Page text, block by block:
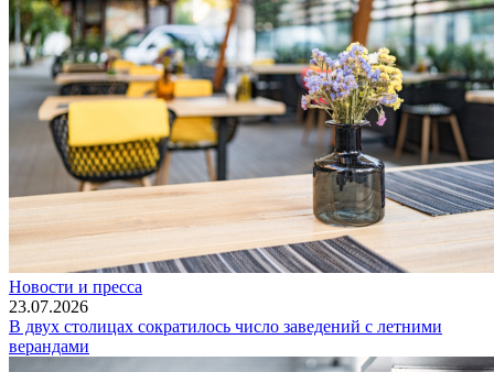
Новости и пресса
23.07.2026
В двух столицах сократилось число заведений с летними
верандами